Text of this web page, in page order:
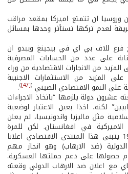
وروسيا ان تتمتع اميركا بمقعد مراقب
لعدم تركها تستأثر وحدها بمسائل
فرع للاف بي اي في بيجينغ ويبدو ان
على عدد من الحسابات المصرفية
من الانجازات الاقتصادية من وراء
المزيد من الاستثمارات الاجنبية
على النمو الاقتصادي الصيني (
[47]
)
.
عشرون دولة يلزمها “باتخاذ الاجراءات
لكنه، اخذا بعين الاعتبار لوضعية
مثل ماليزيا واندونيسيا، لم يعلن
الاميركية في افغانستان. لكن للمرة
الاولى منذ ولادته عام 1989 يتبنى هذا المنتدى الاقتصادي اعلانا
(ضد الارهاب) وهو انجاز مهم
حصولها على دعم حملتها العسكرية.
مع اعلان ضد الارهاب الدولي وقعته